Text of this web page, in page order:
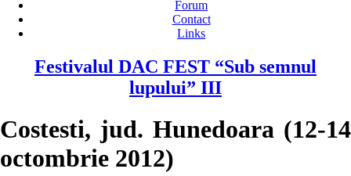
Forum
Contact
Links
Festivalul DAC FEST “Sub semnul
lupului” III
Costesti, jud. Hunedoara (12-14
octombrie 2012)